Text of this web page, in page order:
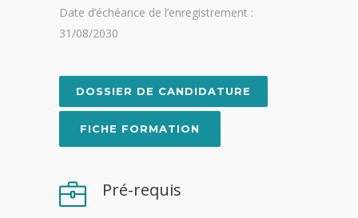
Date d’échéance de l’enregistrement :
31/08/2030
DOSSIER DE CANDIDATURE
FICHE FORMATION
Pré-requis